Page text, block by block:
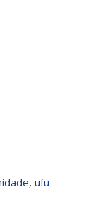
, ufu